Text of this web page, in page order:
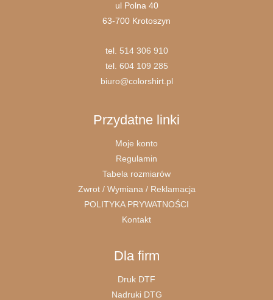
ul Polna 40
63-700 Krotoszyn
tel. 514 306 910
tel. 604 109 285
biuro@colorshirt.pl
Przydatne linki
Moje konto
Regulamin
Tabela rozmiarów
Zwrot / Wymiana / Reklamacja
POLITYKA PRYWATNOŚCI
Kontakt
Dla firm
Druk DTF
Nadruki DTG